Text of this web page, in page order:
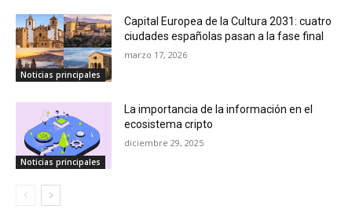
Noticias principales
Capital Europea de la Cultura 2031: cuatro
ciudades españolas pasan a la fase final
marzo 17, 2026
Noticias principales
La importancia de la información en el
ecosistema cripto
diciembre 29, 2025